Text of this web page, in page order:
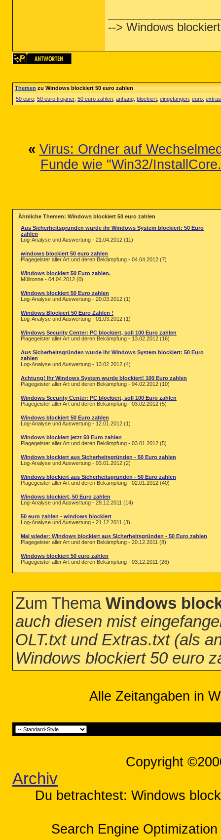
--> Windows
Themenzu Windows blockiert 50 euro zahlen
50 euro 50 euro trojaner, 50 euro zahlen anhang blockiert eingefangen euro
« Virus: Ordner auf
Funde wie "Win32/
Ähnliche Themen: Windows blockiert 50 euro zahlen
Aus Sicherheitsgründen wurde ihr Windows System blockiert: 50 Euro
zahlen
Log-Analyse und Auswertung - 21.04.2012 (11)
windows blockiert 50 euro zahlen
Plagegeister aller Art und deren Bekämpfung - 04.04.2012 (7)
Windows blockiert 50 Euro zahlen.
Mülltonne - 04.04.2012 (0)
Windows blockiert 50 Euro zahlen
Log-Analyse und Auswertung - 20.03.2012 (1)
Windows Blockiert 50 Euro Zahlen !
Log-Analyse und Auswertung - 01.03.2012 (1)
Windows Security Center: PC blockiert, soll 100 Euro zahlen
Plagegeister aller Art und deren Bekämpfung - 13.02.2012 (16)
Aus Sicherheitsgründen wurde ihr Windows System blockiert: 50 Euro
zahlen
Log-Analyse und Auswertung - 13.02.2012 (4)
Achtung! Ihr Windows System wurde blockiert! 100 Euro zahlen
Plagegeister aller Art und deren Bekämpfung - 04.02.2012 (10)
Windows Security Center: PC blockiert, soll 100 Euro zahlen
Plagegeister aller Art und deren Bekämpfung - 03.02.2012 (5)
Windows blockiert 50 Euro zahlen
Log-Analyse und Auswertung - 12.01.2012 (1)
Windows blockiert jetzt 50 Euro zahlen
Plagegeister aller Art und deren Bekämpfung - 03.01.2012 (5)
Windows blockiert aus Sicherheitsgründen - 50 Euro zahlen
Log-Analyse und Auswertung - 03.01.2012 (2)
Windows blockiert aus Sicherheitsgründen - 50 Euro zahlen
Plagegeister aller Art und deren Bekämpfung - 02.01.2012 (40)
Windows blockiert, 50 Euro zahlen
Log-Analyse und Auswertung - 29.12.2011 (14)
50 euro zahlen - windows blockiert
Log-Analyse und Auswertung - 21.12.2011 (3)
Mal wieder: Windows blockiert aus Sicherheitsgründen - 50 Euro zahlen
Plagegeister aller Art und deren Bekämpfung - 20.12.2011 (8)
Windows blockiert 50 euro zahlen
Plagegeister aller Art und deren Bekämpfung - 03.12.2011 (26)
Zum Thema Windows
auch diesen mist
OLT.txt und Extras.txt (als
Windows blockiert 50 euro
Alle Zeitangaben in
Copyright
Archiv
Du betrachtest: Windows
Search Engine